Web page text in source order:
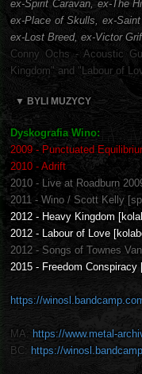
ex-Spirit Caravan, ex-The
ex-Place of Skulls, ex-
ex-Lost Breed, ex-Victor
Conny Ochs - Acoustic
Kingdom" and "Labour of
▼ BYLI MUZYCY
Dyskografia Wino:
2009 - Punctuated
2010 - Adrift
2010 - Live at Roadburn
2011 - Wino / Scott Kelly
2012 - Heavy Kingdom
2012 - Labour of Love
2012 - Songs of Townes
2015 - Freedom
https://
MA: https://www.metal-
BC: https://